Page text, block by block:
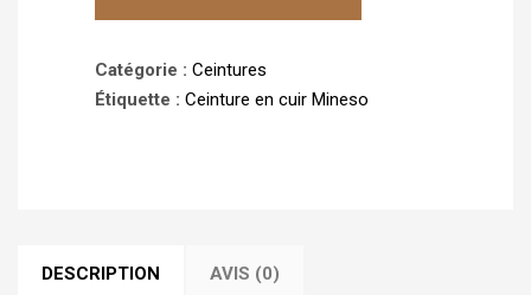
cuir
Catégorie : Ceintures
Étiquette : Ceinture en cuir Mineso
DESCRIPTION AVIS (0)